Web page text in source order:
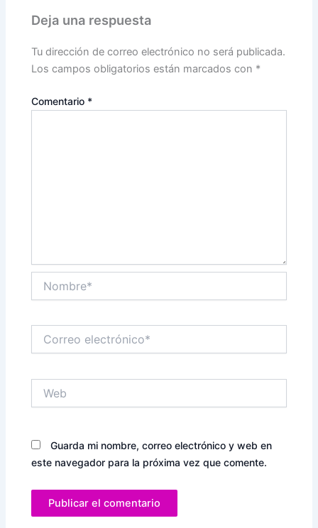
Deja una respuesta
Tu dirección de correo electrónico no será publicada.
Los campos obligatorios están marcados con *
Comentario *
electrónico*
Guarda mi nombre, correo electrónico y web en
este navegador para la próxima vez que comente.